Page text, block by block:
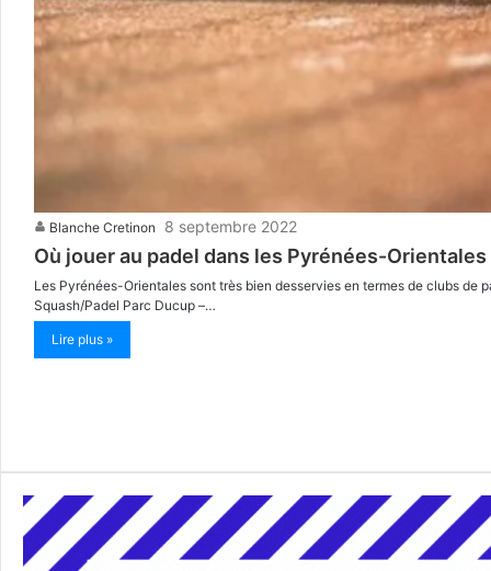
Blanche Cretinon 8 septembre 2022
Où jouer au padel dans les Pyrénées-Orientales
Les Pyrénées-Orientales sont très bien desservies en termes de clubs
Squash/Padel Parc Ducup –…
Lire plus »